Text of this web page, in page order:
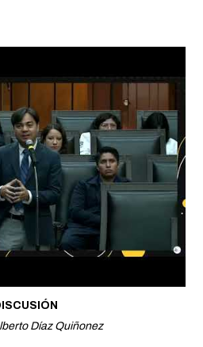
Díaz Quiñonez